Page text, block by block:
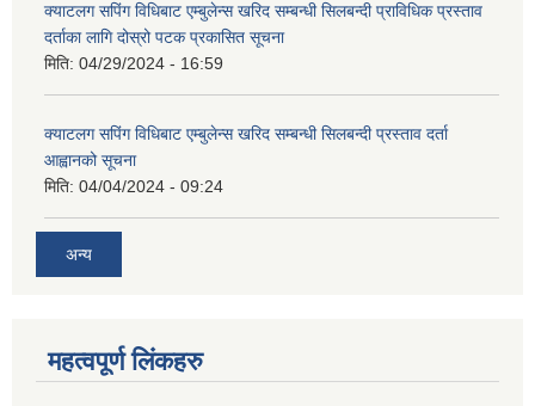
क्याटलग सपिंग विधिबाट एम्बुलेन्स खरिद सम्बन्धी सिलबन्दी प्राविधिक प्रस्ताव
दर्ताका लागि दोस्रो पटक प्रकासित सूचना
मिति: 04/29/2024 - 16:59
क्याटलग सपिंग विधिबाट एम्बुलेन्स खरिद सम्बन्धी सिलबन्दी प्रस्ताव दर्ता
आह्वानको सूचना
मिति: 04/04/2024 - 09:24
अन्य
महत्वपूर्ण लिंकहरु